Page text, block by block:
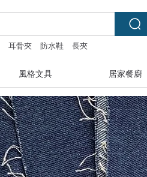
耳骨夾 防水鞋 長夾
風格文具 居家餐廚